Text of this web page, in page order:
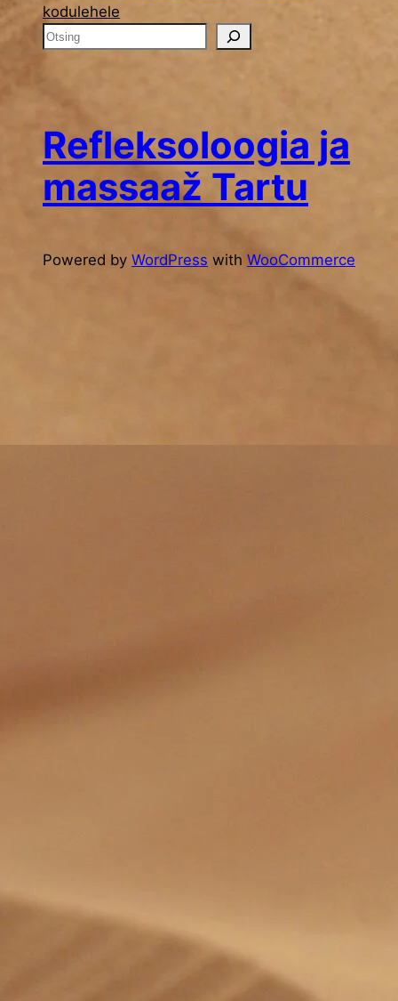
kodulehele
O
n
Refleksoloogia ja
massaaž Tartu
Powered by WordPress with WooCommerce